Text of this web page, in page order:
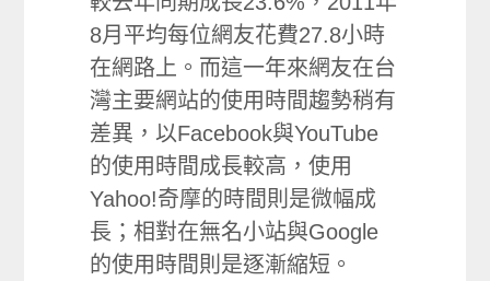
8月平均每位網友花費27.8小時
在網路上。而這一年來網友在台
灣主要網站的使用時間趨勢稍有
差異，以Facebook與YouTube
的使用時間成長較高，使用
Yahoo!奇摩的時間則是微幅成
長；相對在無名小站與Google
的使用時間則是逐漸縮短。